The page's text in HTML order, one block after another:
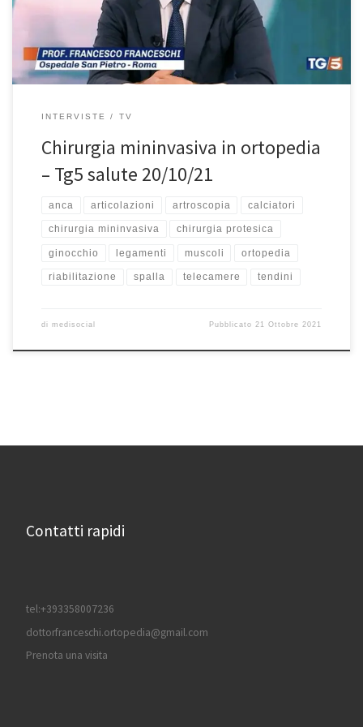
all’intervista. Buona visione! Il primo esempio che mi viene in
mente è quello dell’artroscopia […]
INTERVISTE TV
Chirurgia mininvasiva in ortopedia
– Tg5 salute 20/10/21
anca articolazioni artroscopia calciatori
chirurgia mininvasiva chirurgia protesica
ginocchio legamenti muscoli ortopedia
riabilitazione spalla telecamere tendini
di medisocial Pubblicato21 Ottobre 2021
Contatti rapidi
tel:+393358007236
dottorfranceschi.ortopedia@gmail.com
Prenota una visita